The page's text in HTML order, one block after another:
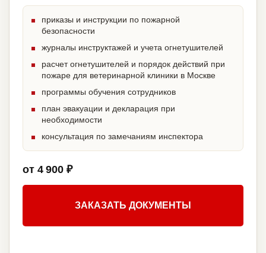
приказы и инструкции по пожарной
безопасности
журналы инструктажей и учета огнетушителей
расчет огнетушителей и порядок действий при
пожаре для ветеринарной клиники в Москве
программы обучения сотрудников
план эвакуации и декларация при
необходимости
консультация по замечаниям инспектора
от 4 900 ₽
ЗАКАЗАТЬ ДОКУМЕНТЫ